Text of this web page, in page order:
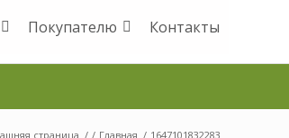
Покупателю Контакты
страница / / Главная / 1647101832283